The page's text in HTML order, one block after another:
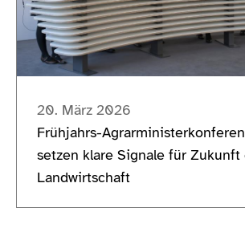
20. März 2026
Frühjahrs-
setzen klare Signale für Zukunft
Landwirtschaft